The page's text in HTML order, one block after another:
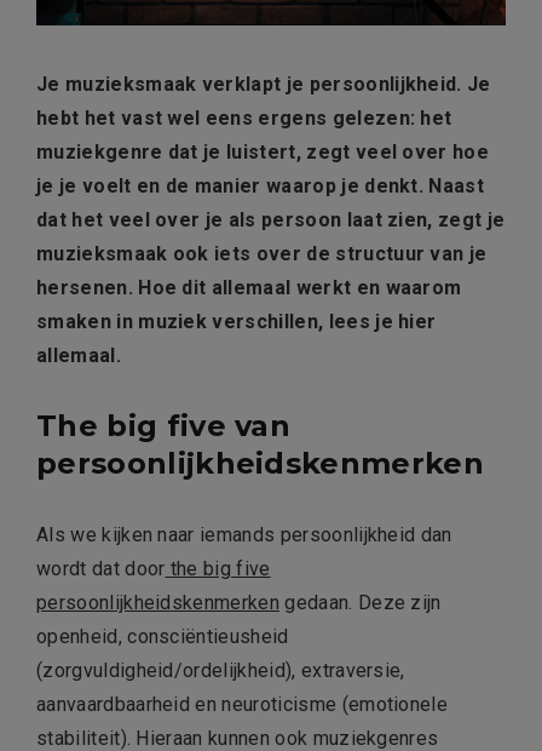
Je muzieksmaak verklapt je persoonlijkheid. Je
hebt het vast wel eens ergens gelezen: het
muziekgenre dat je luistert, zegt veel over hoe
je je voelt en de manier waarop je denkt. Naast
dat het veel over je als persoon laat zien, zegt je
muzieksmaak ook iets over de structuur van je
hersenen. Hoe dit allemaal werkt en waarom
smaken in muziek verschillen, lees je hier
allemaal.
The big five van
persoonlijkheidskenmerken
Als we kijken naar iemands persoonlijkheid dan
wordt dat door the big five
persoonlijkheidskenmerken gedaan. Deze zijn
openheid, consciëntieusheid
(zorgvuldigheid/ordelijkheid), extraversie,
aanvaardbaarheid en neuroticisme (emotionele
stabiliteit). Hieraan kunnen ook muziekgenres